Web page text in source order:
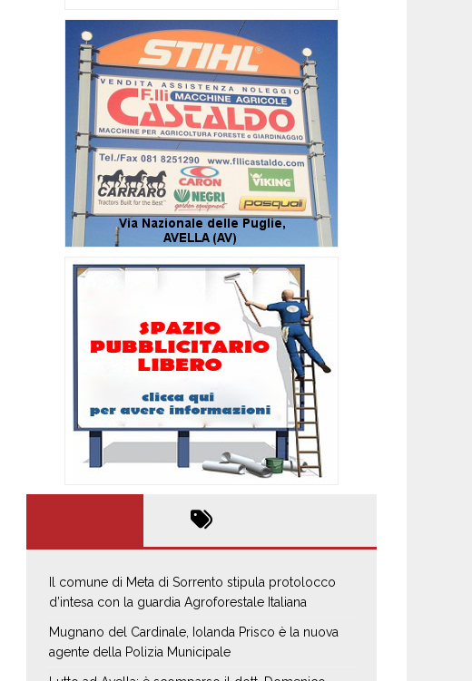
Il comune di Meta di Sorrento stipula protolocco
d’intesa con la guardia Agroforestale Italiana
Mugnano del Cardinale, Iolanda Prisco è la nuova
agente della Polizia Municipale